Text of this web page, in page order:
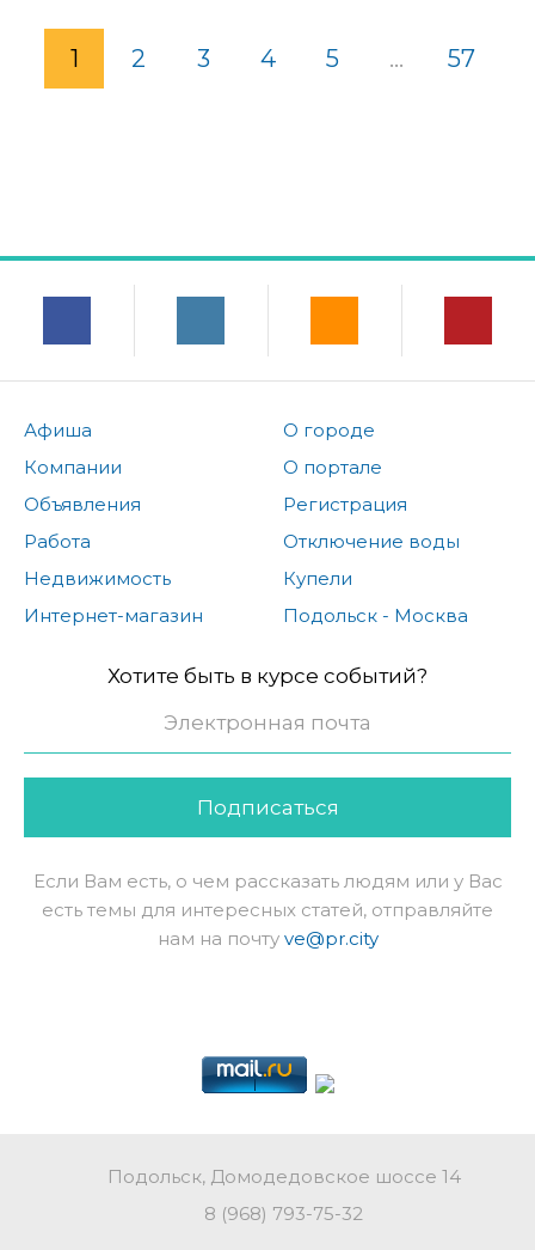
1 2 3 4 5 ... 57
Афиша
Компании
Объявления
Работа
Недвижимость
Интернет-магазин
О городе
О портале
Регистрация
Отключение воды
Купели
Подольск - Москва
Хотите быть в курсе событий?
Подписаться
Если Вам есть, о чем рассказать людям или у Вас
есть темы для интересных статей, отправляйте
нам на почту ve@pr.city
Подольск, Домодедовское шоссе 14
8 (968) 793-75-32